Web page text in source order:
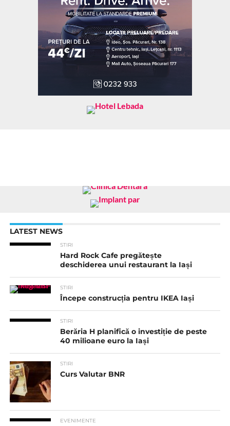
LATEST NEWS
STIRI
Hard Rock Cafe pregătește
deschiderea unui restaurant la Iași
STIRI
Începe construcția pentru IKEA Iași
STIRI
Berăria H planifică o investiție de peste
40 milioane euro la Iași
STIRI
Curs Valutar BNR
EVENIMENTE